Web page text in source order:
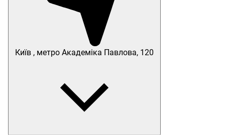
Київ , метро Академіка Павлова, 120